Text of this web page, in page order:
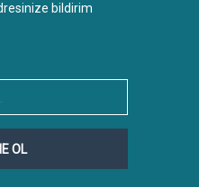
bildirim
OL